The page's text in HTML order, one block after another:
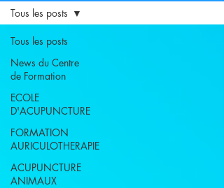
Tous les posts
News du Centre
de Formation
ECOLE
D'ACUPUNCTURE
FORMATION
AURICULOTHERAPIE
ACUPUNCTURE
ANIMAUX
Tous les posts